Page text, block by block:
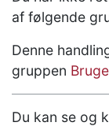
af følgende
Denne
gruppen
Du kan se og